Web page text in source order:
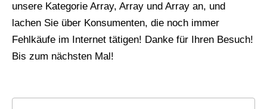
unsere Kategorie Array, Array und Array an, und
lachen Sie über Konsumenten, die noch immer
Fehlkäufe im Internet tätigen! Danke für Ihren Besuch!
Bis zum nächsten Mal!